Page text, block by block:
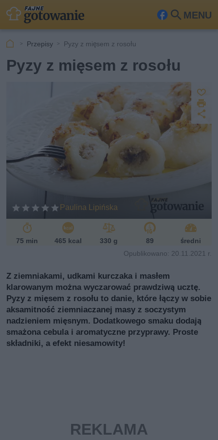
MENU
Fa Szu
Przepisy Pyzy z mięsem z rosołu
Pyzy z mięsem z rosołu
Paulina Lipińska
i
u
d
75 min 465 kcal 330 g 89
średni
Opublikowano: 20.11.2021 r.
Z ziemniakami, udkami kurczaka i masłem
klarowanym można wyczarować prawdziwą ucztę.
Pyzy z mięsem z rosołu to danie, które łączy w sobie
aksamitność ziemniaczanej masy z soczystym
nadzieniem mięsnym. Dodatkowego smaku dodają
smażona cebula i aromatyczne przyprawy. Proste
składniki, a efekt niesamowity!